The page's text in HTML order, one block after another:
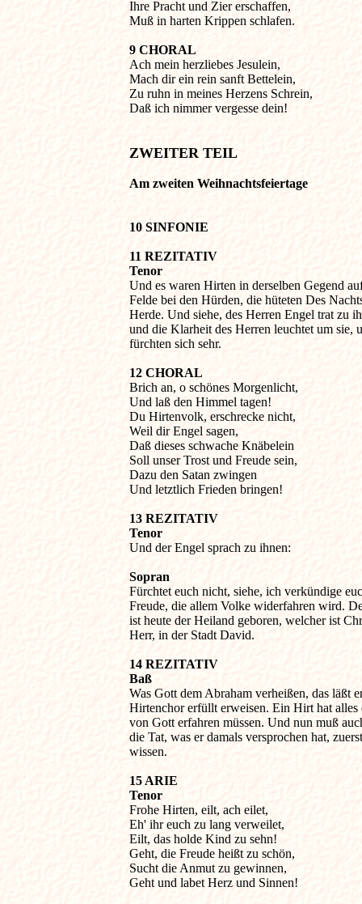
Ihre Pracht und Zier erschaffen,
Muß in harten Krippen schlafen.
9 CHORAL
Ach mein herzliebes Jesulein,
Mach dir ein rein sanft Bettelein,
Zu ruhn in meines Herzens Schrein,
Daß ich nimmer vergesse dein!
ZWEITER TEIL
Am zweiten Weihnachtsfeiertage
10 SINFONIE
11 REZITATIV
Tenor
Und es waren Hirten in derselben Gegend
Felde bei den Hürden, die hüteten Des
Herde. Und siehe, des Herren Engel trat zu
und die Klarheit des Herren leuchtet um sie,
fürchten sich sehr.
12 CHORAL
Brich an, o schönes Morgenlicht,
Und laß den Himmel tagen!
Du Hirtenvolk, erschrecke nicht,
Weil dir Engel sagen,
Daß dieses schwache Knäbelein
Soll unser Trost und Freude sein,
Dazu den Satan zwingen
Und letztlich Frieden bringen!
13 REZITATIV
Tenor
Und der Engel sprach zu ihnen:
Sopran
Fürchtet euch nicht, siehe, ich verkündige
Freude, die allem Volke widerfahren wird.
ist heute der Heiland geboren, welcher ist
Herr, in der Stadt David.
14 REZITATIV
Baß
Was Gott dem Abraham verheißen, das läßt
Hirtenchor erfüllt erweisen. Ein Hirt hat
von Gott erfahren müssen. Und nun muß
die Tat, was er damals versprochen hat,
wissen.
15 ARIE
Tenor
Frohe Hirten, eilt, ach eilet,
Eh' ihr euch zu lang verweilet,
Eilt, das holde Kind zu sehn!
Geht, die Freude heißt zu schön,
Sucht die Anmut zu gewinnen,
Geht und labet Herz und Sinnen!